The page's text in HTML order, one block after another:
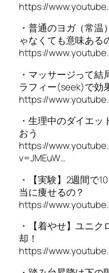
https://
・普通のヨガ（常
ゃなくても意味ある
https://
・マッサージって
ラフィー(seek)で効
https://
・生理中のダイエ
おう
https://
v=JMEuW…
・【実験】2週間で
当に痩せるの？
https://
・【着やせ】ユニ
却！
https://